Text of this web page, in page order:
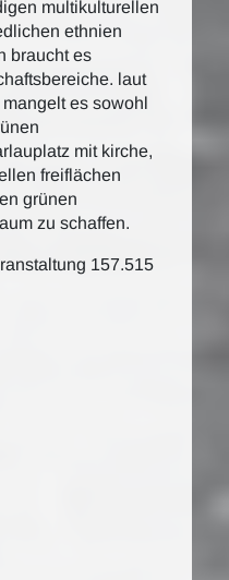
multikulturellen
ethnien
braucht es
laut
es sowohl
mit kirche,
freiflächen
grünen
zu schaffen.
157.515